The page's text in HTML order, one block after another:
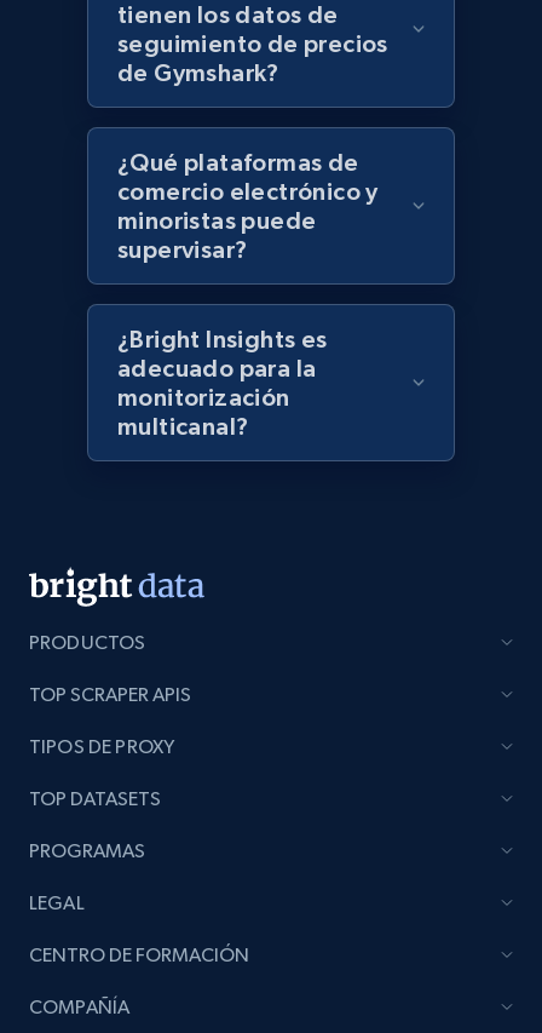
URL, Domain, Marketplace pn, Sku, Other pn,
Model number, Gtin ean pn, Product name, and
Lowes.com - Collect records by category
URL, Title, Rating, Reviews, Initial price, Final
price, Currency, Stock, and more.
keyword
URL, Title, Rating, Reviews, Initial price, Final
160+
tienen los datos de
seguimiento de precios
de Gymshark?
¿Qué plataformas de
comercio electrónico y
minoristas puede
supervisar?
¿Bright Insights es
adecuado para la
monitorización
multicanal?
PRODUCTOS
TOP SCRAPER APIS
TIPOS DE PROXY
TOP DATASETS
PROGRAMAS
LEGAL
CENTRO DE FORMACIÓN
COMPAÑÍA